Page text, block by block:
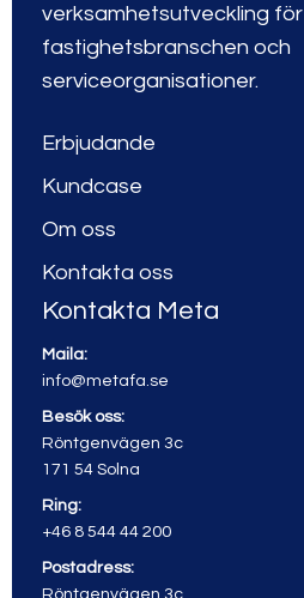
verksamhetsutveckling för
fastighetsbranschen och
serviceorganisationer.
Erbjudande
Kundcase
Om oss
Kontakta oss
Kontakta Meta
Maila:
info@metafa.se
Besök oss:
Röntgenvägen 3c
171 54 Solna
Ring:
+46 8 544 44 200
Postadress:
Röntgenvägen 3c